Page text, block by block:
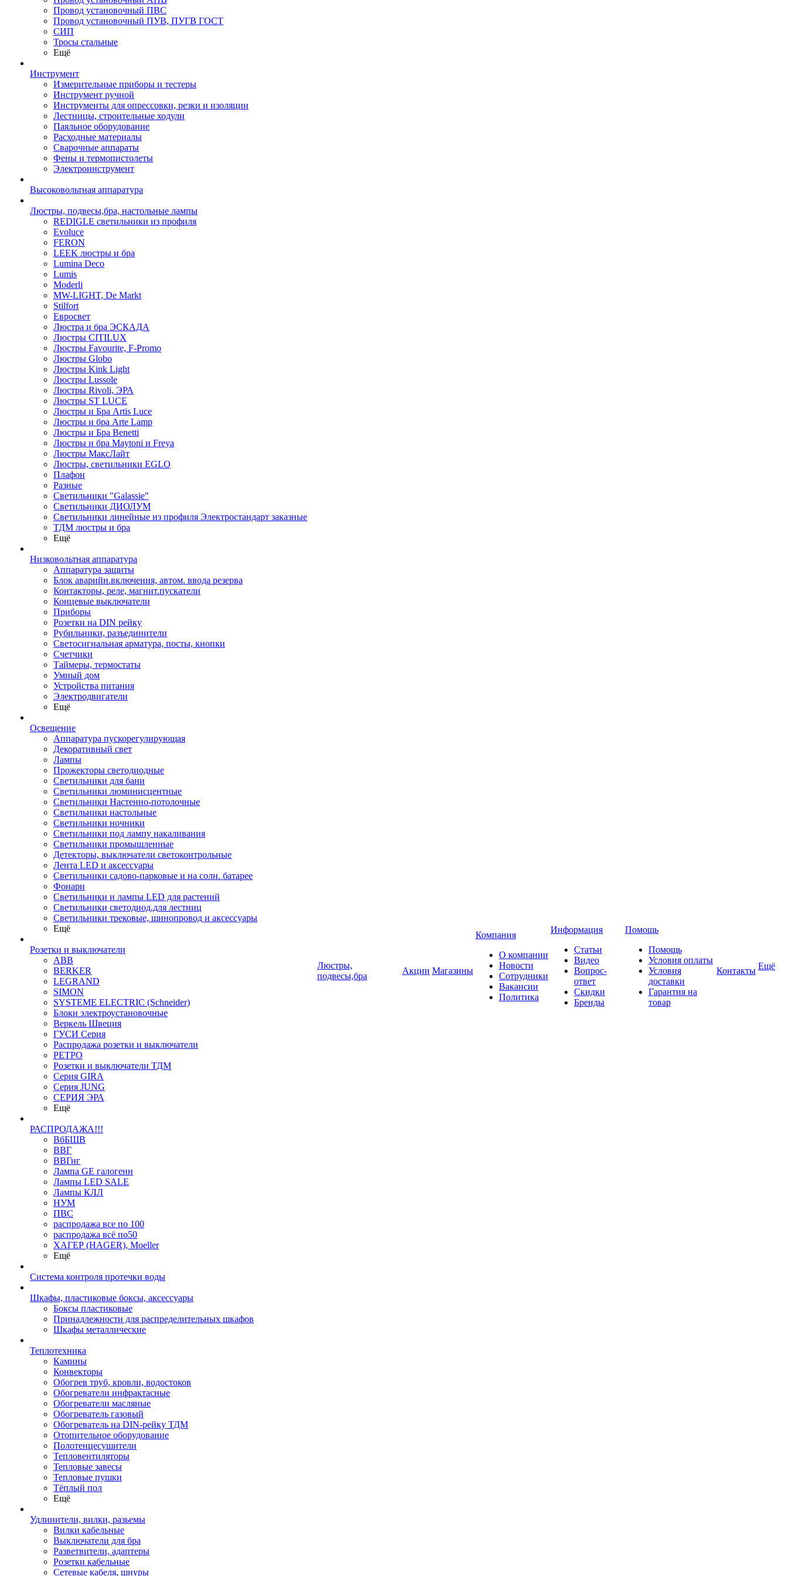
Провод установочный ПВС
Провод установочный ПУВ, ПУГВ ГОСТ
СИП
Тросы стальные
Ещё
Инструмент
Измерительные приборы и тестеры
Инструмент ручной
Инструменты для опрессовки, резки и изоляции
Лестницы, строительные ходули
Паяльное оборудование
Расходные материалы
Сварочные аппараты
Фены и термопистолеты
Электроинструмент
Высоковольтная аппаратура
Люстры, подвесы,бра, настольные лампы
REDIGLE светильники из профиля
Evoluce
FERON
LEEK люстры и бра
Lumina Deco
Lumis
Moderli
MW-LIGHT, De Markt
Stilfort
Евросвет
Люстра и бра ЭСКАДА
Люстры CITILUX
Люстры Favourite, F-Promo
Люстры Globo
Люстры Kink Light
Люстры Lussole
Люстры Rivoli, ЭРА
Люстры ST LUCE
Люстры и Бра Artis Luce
Люстры и бра Arte Lamp
Люстры и Бра Benetti
Люстры и бра Maytoni и Freya
Люстры МаксЛайт
Люстры, светильники EGLO
Плафон
Разные
Светильники "Galassie"
Светильники ДИОЛУМ
Светильники линейные из профиля Электростандарт заказные
ТДМ люстры и бра
Ещё
Низковольтная аппаратура
Аппаратура защиты
Блок аварийн.включения, автом. ввода резерва
Контакторы, реле, магнит.пускатели
Концевые выключатели
Приборы
Розетки на DIN рейку
Рубильники, разъединители
Светосигнальная арматура, посты, кнопки
Счетчики
Таймеры, термостаты
Умный дом
Устройства питания
Электродвигатели
Ещё
Освещение
Аппаратура пускорегулирующая
Декоративный свет
Лампы
Прожекторы светодиодные
Светильники для бани
Светильники люминисцентные
Светильники Настенно-потолочные
Светильники настольные
Светильники ночники
Светильники под лампу накаливания
Светильники промышленные
Детекторы, выключатели светоконтрольные
Лента LED и аксессуары
Светильники садово-парковые и на солн. батарее
Фонари
Светильники и лампы LED для растений
Светильники светодиод.для лестниц
Светильники трековые, шинопровод и аксессуары
Ещё
Розетки и выключатели
ABB
BERKER
LEGRAND
SIMON
SYSTEME ELECTRIC (Schneider)
Блоки электроустановочные
Веркель Швеция
ГУСИ Серия
Распродажа розетки и выключатели
РЕТРО
Розетки и выключатели ТДМ
Серия GIRA
Серия JUNG
СЕРИЯ ЭРА
Ещё
РАСПРОДАЖА!!!
ВбБШВ
ВВГ
ВВГнг
Лампа GE галогенн
Лампы LED SALE
Лампы КЛЛ
НУМ
ПВС
распродажа все по 100
распродажа всё по50
ХАГЕР (HAGER), Moeller
Ещё
Система контроля протечки воды
Шкафы, пластиковые боксы, аксессуары
Боксы пластиковые
Принадлежности для распределительных шкафов
Шкафы металлические
Теплотехника
Камины
Конвекторы
Обогрев труб, кровли, водостоков
Обогреватели инфрактасные
Обогреватели масляные
Обогреватель газовый
Обогреватель на DIN-рейку ТДМ
Отопительное оборудование
Полотенцесушители
Тепловентиляторы
Тепловые завесы
Тепловые пушки
Тёплый пол
Ещё
Удлинители, вилки, разьемы
Вилки кабельные
Выключатели для бра
Разветвители, адаптеры
Розетки кабельные
Сетевые кабеля, шнуры
Люстры,
подвесы,бра
Акции Магазины
Компания
О компании
Новости
Сотрудники
Вакансии
Политика
Информация
Статьи
Видео
Вопрос-
ответ
Скидки
Бренды
Помощь
Помощь
Условия оплаты
Условия
доставки
Гарантия на
товар
Контакты Ещё